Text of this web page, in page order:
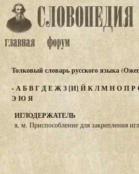
Толковый словарь русского языка
-АБВГДЕЖЗ [И] ЙКЛМНОПР
Э Ю Я
ИГЛОДЕРЖАТЕЛЬ
я, м. Приспособление для закрепления